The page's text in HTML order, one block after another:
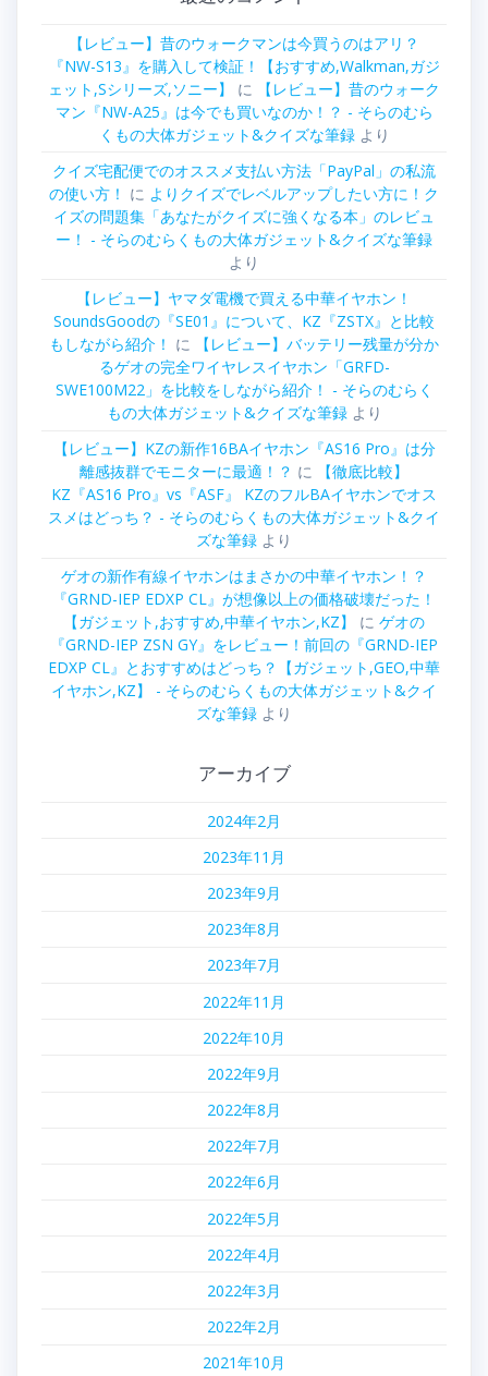
【レビュー】昔のウォークマンは今買うのはアリ？
『NW-S13』を購入して検証！【おすすめ,Walkman,ガジ
ェット,Sシリーズ,ソニー】
に
【レビュー】昔のウォーク
マン『NW-A25』は今でも買いなのか！？ - そらのむら
くもの大体ガジェット&クイズな筆録より
クイズ宅配便でのオススメ支払い方法「PayPal」の私流
の使い方！ に よりクイズでレベルアップしたい方に！ク
イズの問題集「あなたがクイズに強くなる本」のレビュ
ー！ - そらのむらくもの大体ガジェット&クイズな筆録
より
【レビュー】ヤマダ電機で買える中華イヤホン！
SoundsGoodの『SE01』について、KZ『ZSTX』と比較
もしながら紹介！ に
【レビュー】バッテリー残量が分か
るゲオの完全ワイヤレスイヤホン「GRFD-
SWE100M22」を比較をしながら紹介！ - そらのむらく
もの大体ガジェット&クイズな筆録より
【レビュー】KZの新作16BAイヤホン『AS16 Pro』は分
離感抜群でモニターに最適！？ に
【徹底比較】
KZ『AS16 Pro』vs『ASF』 KZのフルBAイヤホンでオス
スメはどっち？ - そらのむらくもの大体ガジェット&クイ
ズな筆録 より
ゲオの新作有線イヤホンはまさかの中華イヤホン！？
『GRND-IEP EDXP CL』が想像以上の価格破壊だった！
【ガジェット,おすすめ,中華イヤホン,KZ】
に ゲオの
『GRND-IEP ZSN GY』をレビュー！前回の『GRND-IEP
EDXP CL』とおすすめはどっち？【ガジェット,GEO,中華
イヤホン,KZ】 - そらのむらくもの大体ガジェット&クイ
ズな筆録 より
アーカイブ
2024年2月
2023年11月
2023年9月
2023年8月
2023年7月
2022年11月
2022年10月
2022年9月
2022年8月
2022年7月
2022年6月
2022年5月
2022年4月
2022年3月
2022年2月
2021年10月